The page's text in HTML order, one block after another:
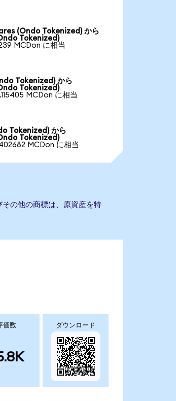
(Ondo Tokenized) から
Tokenized)
MCDon に相当
Tokenized) から
Tokenized)
MCDon に相当
Tokenized) から
Tokenized)
MCDon に相当
の他の商標は、原資産を特
価数 ダウンロード